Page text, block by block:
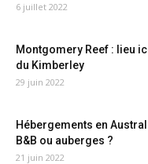
6 juillet 2022
Montgomery Reef : lieu
du Kimberley
29 juin 2022
Hébergements en
B&B ou auberges ?
21 juin 2022